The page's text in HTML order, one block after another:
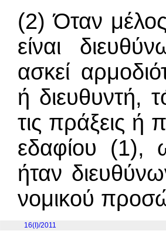
(2) Όταν
είναι
ασκεί
ή διευθυντή,
τις πράξεις ή
εδαφίου
ήταν
νομικού
16(I)/2011